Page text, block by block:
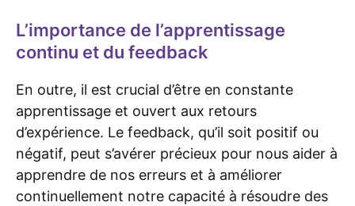
L’importance de l’apprentissage
continu et du feedback
En outre, il est crucial d’être en constante
apprentissage et ouvert aux retours
d’expérience. Le feedback, qu’il soit positif ou
négatif, peut s’avérer précieux pour nous aider à
apprendre de nos erreurs et à améliorer
continuellement notre capacité à résoudre des